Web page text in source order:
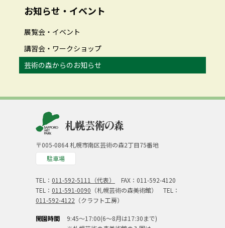
お知らせ・イベント
展覧会・イベント
講習会・ワークショップ
芸術の森からのお知らせ
〒005-0864 札幌市南区芸術の森2丁目75番地
駐車場
TEL： 011-592-5111（代表）
FAX：011-592-4120
TEL： 011-591-0090 （札幌芸術の森美術館） TEL：
011-592-4122 （クラフト工房）
開園時間
9:45～17:00(6～8月は17:30まで)